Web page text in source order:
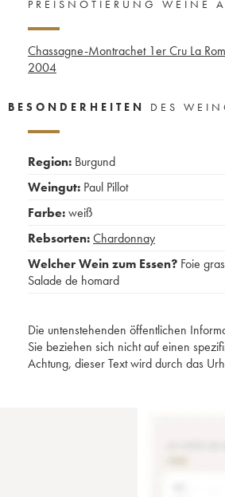
PREISNOTIERUNG WEINE
Chassagne-Montrachet 1er Cru La
2004
BESONDERHEITEN DES
Region: Burgund
Weingut: Paul Pillot
Farbe:weiß
Rebsorten:Chardonnay
Welcher Wein zum Essen? Foie
Salade de homard
Die untenstehenden öffentlichen
Sie beziehen sich nicht auf einen
Achtung, dieser Text wird durch das